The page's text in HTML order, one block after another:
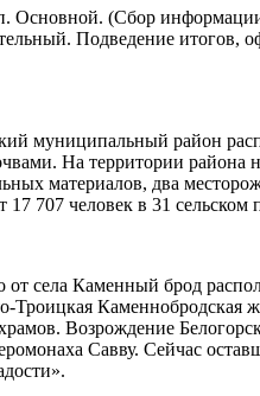
Основной. (Сбор
Подведение итогов,
муниципальный район
На территории района
материалов, два
707 человек в 31 сельском
села Каменный брод
Троицкая Каменнобродская
Возрождение
Савву. Сейчас